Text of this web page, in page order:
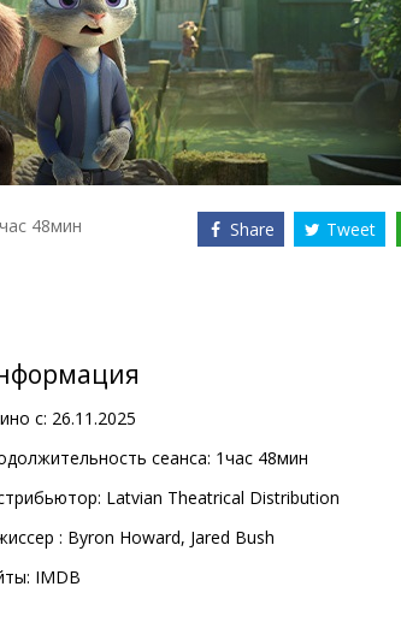
48мин Share Tweet
с: 26.11.2025
сеанса: 1час 48мин
Latvian Theatrical Distribution
: Byron Howard, Jared Bush
IMDB